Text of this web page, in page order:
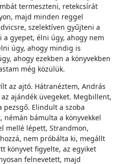
termeszteni, retekcsírát
majd minden reggel
szelektíven gyűjteni a
a gyepet, élni úgy, ahogy nem
úgy, ahogy mindig is
ahogy ezekben a könyvekben
még közülük.
az ajtó. Hátranéztem, András
ajándék üvegeket. Megbillent,
pezsgő. Elindult a szoba
bámulta a könyvekkel
mellé lépett, Strandmon,
nem próbálta ki, megállt
könyvet figyelte, az egyiket
felnevetett, majd